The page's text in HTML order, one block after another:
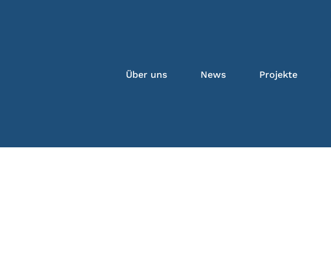
Über uns News Projekte